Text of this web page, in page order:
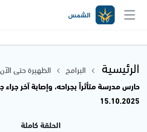
الرئيسية البرامج الظهيرة حتى الآن
حارس مدرسة متأثراً بجراحه، وإصابة آخر جراء
15.10.2025
الحلقة كاملة